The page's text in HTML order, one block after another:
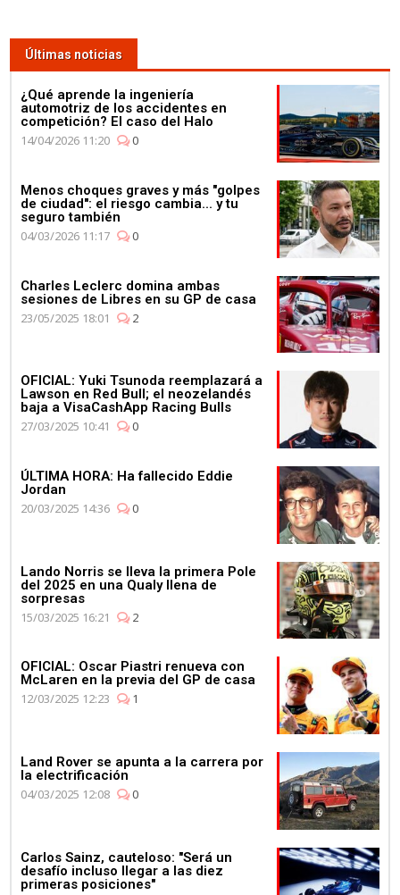
Últimas noticias
¿Qué aprende la ingeniería
automotriz de los accidentes en
competición? El caso del Halo
14/04/2026 11:20
0
Menos choques graves y más "golpes
de ciudad": el riesgo cambia... y tu
seguro también
04/03/2026 11:17
0
Charles Leclerc domina ambas
sesiones de Libres en su GP de casa
23/05/2025 18:01
2
OFICIAL: Yuki Tsunoda reemplazará a
Lawson en Red Bull; el neozelandés
baja a VisaCashApp Racing Bulls
27/03/2025 10:41
0
ÚLTIMA HORA: Ha fallecido Eddie
Jordan
20/03/2025 14:36
0
Lando Norris se lleva la primera Pole
del 2025 en una Qualy llena de
sorpresas
15/03/2025 16:21
2
OFICIAL: Oscar Piastri renueva con
McLaren en la previa del GP de casa
12/03/2025 12:23
1
Land Rover se apunta a la carrera por
la electrificación
04/03/2025 12:08
0
Carlos Sainz, cauteloso: "Será un
desafío incluso llegar a las diez
primeras posiciones"